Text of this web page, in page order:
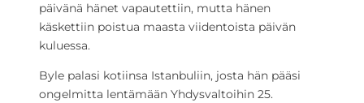
päivänä hänet vapautettiin, mutta hänen
käskettiin poistua maasta viidentoista päivän
kuluessa.
Byle palasi kotiinsa Istanbuliin, josta hän pääsi
ongelmitta lentämään Yhdysvaltoihin 25.